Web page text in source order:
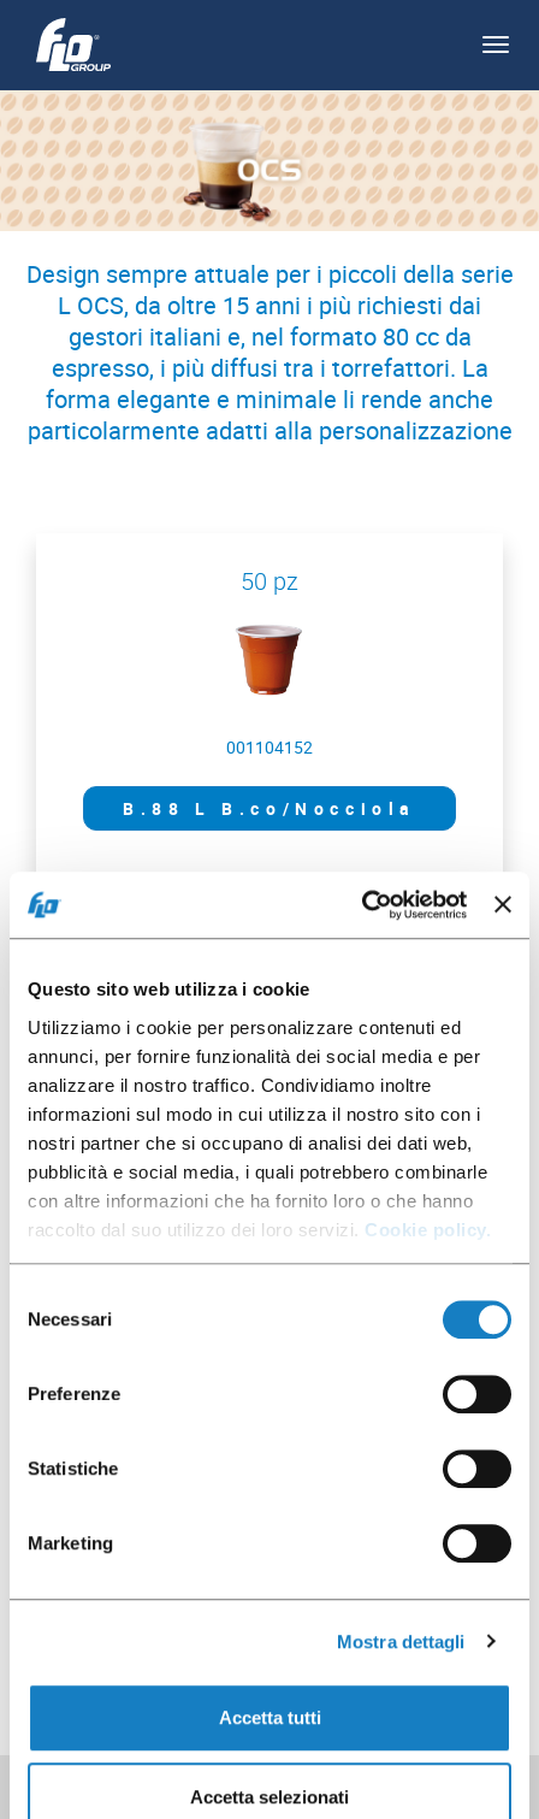
Questo sito web utilizza i cookie
Utilizziamo i cookie per personalizzare contenuti ed
annunci, per fornire funzionalità dei social media e per
analizzare il nostro traffico. Condividiamo inoltre
informazioni sul modo in cui utilizza il nostro sito con i
nostri partner che si occupano di analisi dei dati web,
pubblicità e social media, i quali potrebbero combinarle
con altre informazioni che ha fornito loro o che hanno
raccolto dal suo utilizzo dei loro servizi. Cookie policy.
delNecessari
Preferenze
Statistiche
Marketing
Mostra dettagli
Accetta tutti
Accetta selezionati
Design sempre attuale per i piccoli della serie
L OCS, da oltre 15 anni i più richiesti dai
gestori italiani e, nel formato 80 cc da
espresso, i più diffusi tra i torrefattori. La
forma elegante e minimale li rende anche
particolarmente adatti alla personalizzazione
50 pz
001104152
B.88 L B.co/Nocciola
50 pz
001104151
B.88 L Bianco
B.88 L Traslucido